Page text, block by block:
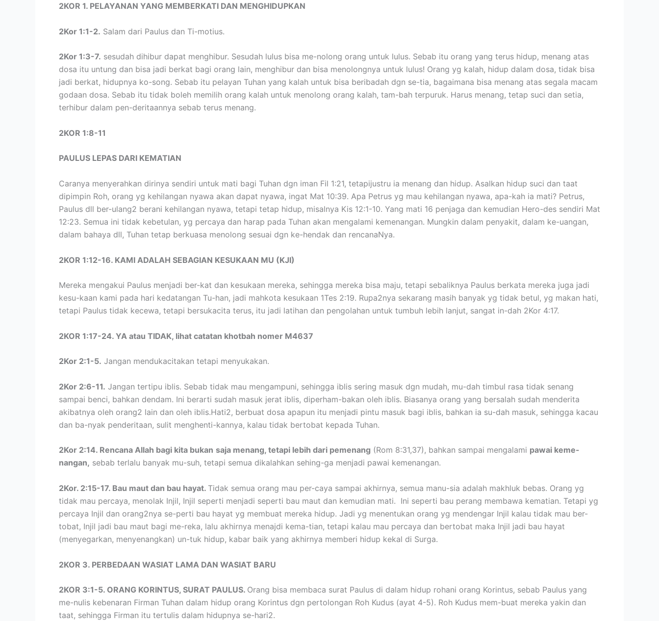
2KOR 1. PELAYANAN YANG MEMBERKATI DAN MENGHIDUPKAN
2Kor 1:1-2. Salam dari Paulus dan Ti-motius.
2Kor 1:3-7. sesudah dihibur dapat menghibur. Sesudah lulus bisa me-nolong orang untuk lulus. Sebab itu orang yang terus hidup, menang atas
dosa itu untung dan bisa jadi berkat bagi orang lain, menghibur dan bisa menolongnya untuk lulus! Orang yg kalah, hidup dalam dosa, tidak bisa
jadi berkat, hidupnya ko-song. Sebab itu pelayan Tuhan yang kalah untuk bisa beribadah dgn se-tia, bagaimana bisa menang atas segala macam
godaan dosa. Sebab itu tidak boleh memilih orang kalah untuk menolong orang kalah, tam-bah terpuruk. Harus menang, tetap suci dan setia,
terhibur dalam pen-deritaannya sebab terus menang.
2KOR 1:8-11
PAULUS LEPAS DARI KEMATIAN
Caranya menyerahkan dirinya sendiri untuk mati bagi Tuhan dgn iman Fil 1:21, tetapijustru ia menang dan hidup. Asalkan hidup suci dan taat
dipimpin Roh, orang yg kehilangan nyawa akan dapat nyawa, ingat Mat 10:39. Apa Petrus yg mau kehilangan nyawa, apa-kah ia mati? Petrus,
Paulus dll ber-ulang2 berani kehilangan nyawa, tetapi tetap hidup, misalnya Kis 12:1-10. Yang mati 16 penjaga dan kemudian Hero-des sendiri Mat
12:23. Semua ini tidak kebetulan, yg percaya dan harap pada Tuhan akan mengalami kemenangan. Mungkin dalam penyakit, dalam ke-uangan,
dalam bahaya dll, Tuhan tetap berkuasa menolong sesuai dgn ke-hendak dan rencanaNya.
2KOR 1:12-16. KAMI ADALAH SEBAGIAN KESUKAAN MU (KJI)
Mereka mengakui Paulus menjadi ber-kat dan kesukaan mereka, sehingga mereka bisa maju, tetapi sebaliknya Paulus berkata mereka juga jadi
kesu-kaan kami pada hari kedatangan Tu-han, jadi mahkota kesukaan 1Tes 2:19. Rupa2nya sekarang masih banyak yg tidak betul, yg makan hati,
tetapi Paulus tidak kecewa, tetapi bersukacita terus, itu jadi latihan dan pengolahan untuk tumbuh lebih lanjut, sangat in-dah 2Kor 4:17.
2KOR 1:17-24. YA atau TIDAK, lihat catatan khotbah nomer M4637
2Kor 2:1-5. Jangan mendukacitakan tetapi menyukakan.
2Kor 2:6-11. Jangan tertipu iblis. Sebab tidak mau mengampuni, sehingga iblis sering masuk dgn mudah, mu-dah timbul rasa tidak senang
sampai benci, bahkan dendam. Ini berarti sudah masuk jerat iblis, diperham-bakan oleh iblis. Biasanya orang yang bersalah sudah menderita
akibatnya oleh orang2 lain dan oleh iblis.Hati2, berbuat dosa apapun itu menjadi pintu masuk bagi iblis, bahkan ia su-dah masuk, sehingga kacau
dan ba-nyak penderitaan, sulit menghenti-kannya, kalau tidak bertobat kepada Tuhan.
2Kor 2:14. Rencana Allah bagi kita bukan saja menang, tetapi lebih dari pemenang (Rom 8:31,37), bahkan sampai mengalami pawai keme-
nangan, sebab terlalu banyak mu-suh, tetapi semua dikalahkan sehing-ga menjadi pawai kemenangan.
2Kor. 2:15-17. Bau maut dan bau hayat. Tidak semua orang mau per-caya sampai akhirnya, semua manu-sia adalah makhluk bebas. Orang yg
tidak mau percaya, menolak Injil, Injil seperti menjadi seperti bau maut dan kemudian mati. Ini seperti bau perang membawa kematian. Tetapi yg
percaya Injil dan orang2nya se-perti bau hayat yg membuat mereka hidup. Jadi yg menentukan orang yg mendengar Injil kalau tidak mau ber-
tobat, Injil jadi bau maut bagi me-reka, lalu akhirnya menajdi kema-tian, tetapi kalau mau percaya dan bertobat maka Injil jadi bau hayat
(menyegarkan, menyenangkan) un-tuk hidup, kabar baik yang akhirnya memberi hidup kekal di Surga.
2KOR 3. PERBEDAAN WASIAT LAMA DAN WASIAT BARU
2KOR 3:1-5. ORANG KORINTUS, SURAT PAULUS. Orang bisa membaca surat Paulus di dalam hidup rohani orang Korintus, sebab Paulus yang
me-nulis kebenaran Firman Tuhan dalam hidup orang Korintus dgn pertolongan Roh Kudus (ayat 4-5). Roh Kudus mem-buat mereka yakin dan
taat, sehingga Firman itu tertulis dalam hidupnya se-hari2.